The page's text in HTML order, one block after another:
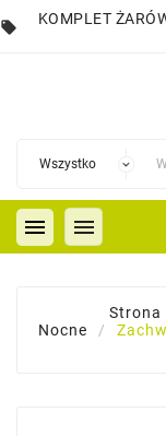
local_offer
KOMPLET
 
Strona
Nocne